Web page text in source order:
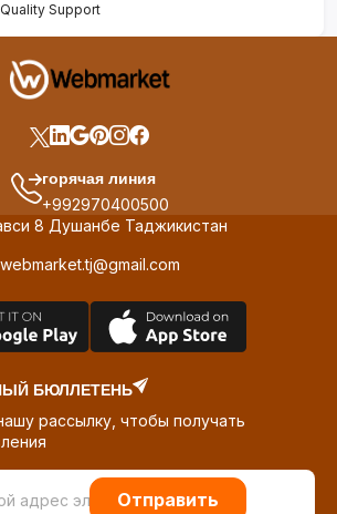
Support
горячая линия
+992970400500
8 Душанбе Таджикистан
webmarket.tj@gmail.com
БЮЛЛЕТЕНЬ
рассылку, чтобы получать
Отправить